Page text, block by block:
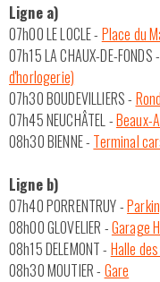
Ligne a)
07h00 LE LOCLE - Place du
07h15 LA CHAUX-DE-FONDS
d'horlogerie)
07h30 BOUDEVILLIERS -
07h45 NEUCHÂTEL -Beaux-
08h30 BIENNE - Terminal
Ligne b)
07h40 PORRENTRUY -
08h00 GLOVELIER -Garage
08h15 DELEMONT - Halle
08h30 MOUTIER - Gare